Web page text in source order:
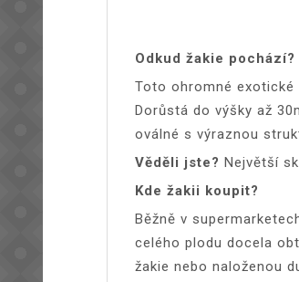
Odkud žakie pochází?
Toto ohromné
Dorůstá do výšky až
oválné s výraznou
Věděli jste? Největší
Kde žakii koupit?
Běžně v
celého plodu docela
žakie nebo naloženou